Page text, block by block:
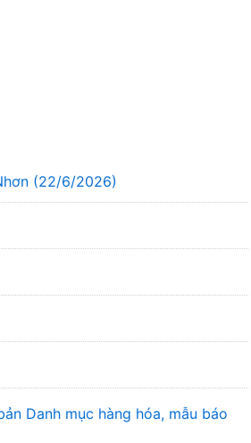
(22/6/2026)
Danh mục hàng hóa, mẫu báo